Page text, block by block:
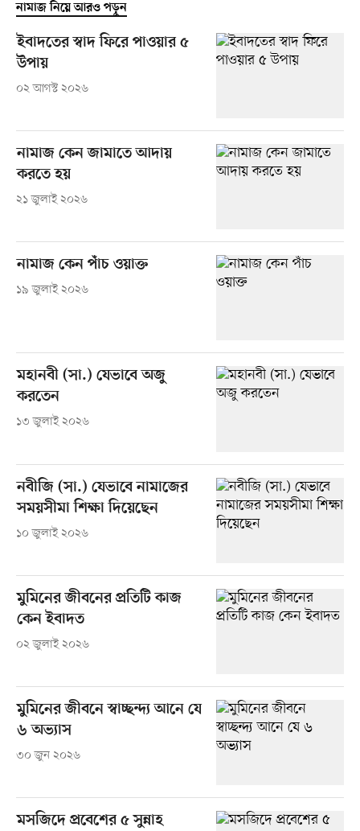
নামাজ নিয়ে আরও পড়ুন
ইবাদতের স্বাদ ফিরে পাওয়ার ৫
উপায়
০২ আগস্ট ২০২৬
নামাজ কেন জামাতে আদায়
করতে হয়
২১ জুলাই ২০২৬
নামাজ কেন পাঁচ ওয়াক্ত
১৯ জুলাই ২০২৬
মহানবী (সা.) যেভাবে অজু
করতেন
১৩ জুলাই ২০২৬
নবীজি (সা.) যেভাবে নামাজের
সময়সীমা শিক্ষা দিয়েছেন
১০ জুলাই ২০২৬
মুমিনের জীবনের প্রতিটি কাজ
কেন ইবাদত
০২ জুলাই ২০২৬
মুমিনের জীবনে স্বাচ্ছন্দ্য আনে যে
৬ অভ্যাস
৩০ জুন ২০২৬
মসজিদে প্রবেশের ৫ সুন্নাহ